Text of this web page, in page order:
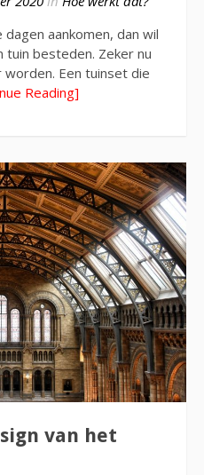
aankomen, dan wil
besteden. Zeker nu
Een tuinset die
Reading]
van het